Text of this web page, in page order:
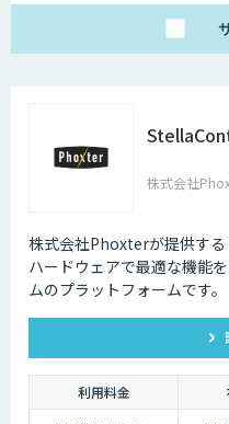
株式会社
株式会社Phoxterが提供す
ハードウェアで最適な機能
ムのプラットフォームです。
利用料金